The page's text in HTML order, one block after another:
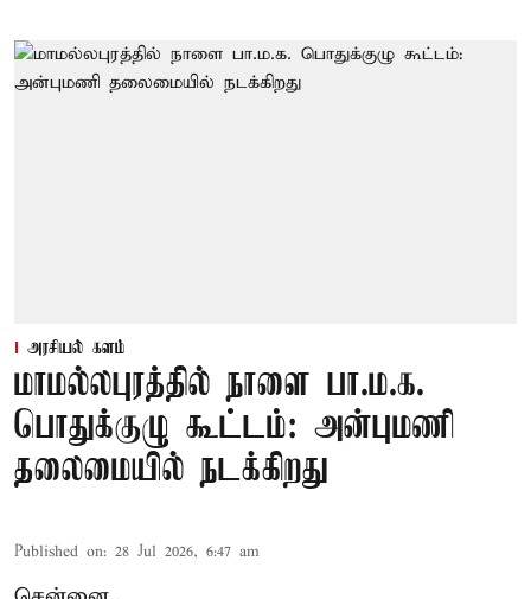
அரசியல் களம்
மாமல்லபுரத்தில் நாளை பா.ம.க.
பொதுக்குழு கூட்டம்: அன்புமணி
தலைமையில் நடக்கிறது
Published on: 28 Jul 2026, 6:47 am